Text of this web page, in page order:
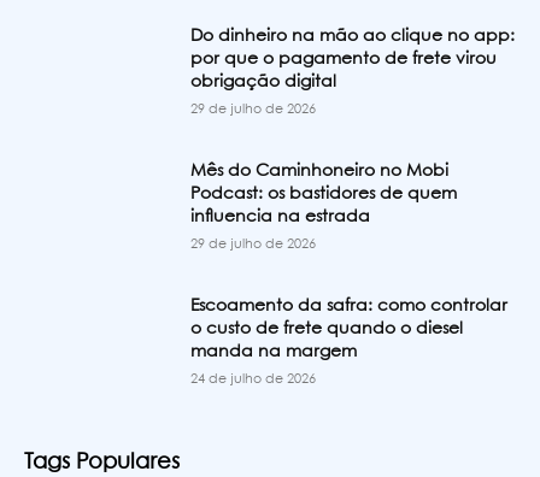
Do dinheiro na mão ao clique no app:
por que o pagamento de frete virou
obrigação digital
29 de julho de 2026
Mês do Caminhoneiro no Mobi
Podcast: os bastidores de quem
influencia na estrada
29 de julho de 2026
Escoamento da safra: como controlar
o custo de frete quando o diesel
manda na margem
24 de julho de 2026
Tags Populares